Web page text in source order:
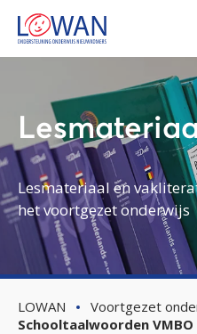
Lesmateriaal en
het voortgezet onderwijs
LOWAN Voortgezet
Schooltaalwoorden VMBO